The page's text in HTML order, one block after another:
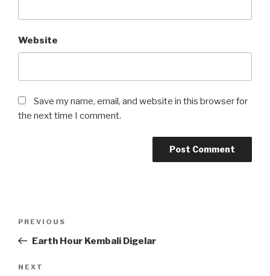
Website
Save my name, email, and website in this browser for
the next time I comment.
Previous
Post
PREVIOUS
Earth Hour Kembali Digelar
Next
NEXT